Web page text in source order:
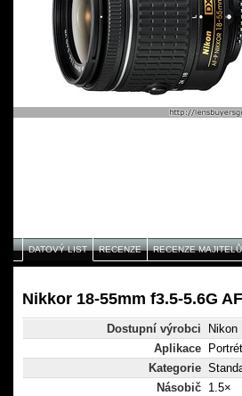
DATOVÝ LIST RECENZE RECENZE MAJITELŮ
Nikkor 18-55mm f3.5-5.6G
Dostupní výrobci
Nikon
Aplikace
Kategorie
Násobič 1.5×